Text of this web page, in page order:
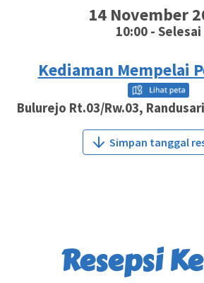
14 November
10:00 - Selesai
Kediaman Mempelai
Bulurejo Rt.03/Rw.03,
Simpan tanggal
Resepsi